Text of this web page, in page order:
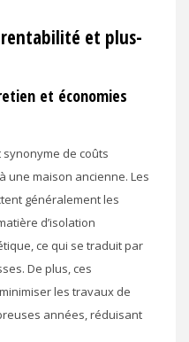
et plus-
et économies
de coûts
une maison ancienne. Les
généralement les
d’isolation
ce qui se traduit par
De plus, ces
les travaux de
années, réduisant